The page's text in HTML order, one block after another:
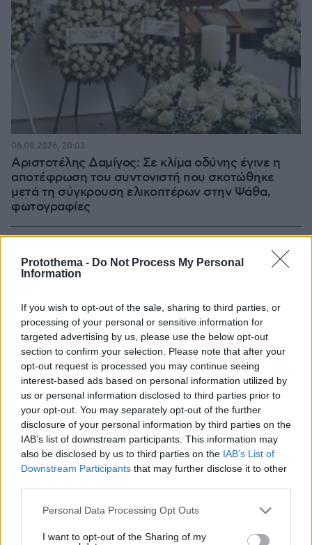
Protothema - Do Not Process My Personal
Information
If you wish to opt-out of the sale, sharing to third parties, or
processing of your personal or sensitive information for
targeted advertising by us, please use the below opt-out
section to confirm your selection. Please note that after your
opt-out request is processed you may continue seeing
interest-based ads based on personal information utilized by
us or personal information disclosed to third parties prior to
your opt-out. You may separately opt-out of the further
disclosure of your personal information by third parties on the
IAB’s list of downstream participants. This information may
also be disclosed by us to third parties on the IAB’s List of
Downstream Participants that may further disclose it to other
Please note that this website/app uses one or more Google
not limited to your visit or usage behaviour. You may click to
Personal Data Processing Opt Outs
I want to opt-out of the Sharing of my
Αριστοτέλης Δαμίγος: Σε κλίμα οδύνης έγινε η
αποτέφρωση του συντονιστή που σκοτώθηκε
μετά τη σύγκρουση ελικοπτέρων στην Ψάθα,
φωτογραφίες
06.08.2026, 20:03
συζύγου του Αφγανού: Πώς
γνωρίσαμε τη Λίσα, γιατί υποψιάστηκα
06.08.2026, 12:32 273
ΠΑΟΚ - Άντερλεχτ 0-1 (Β' ημίχρονο):
Παλεύει για την ισοφάριση ο
«Δικέφαλος», έχασε πέναλτι ο
Μιχαηλίδης, δείτε το γκολ
Καρυστιανού κατά ΜΜΕ: Έφυγαν
1.000 από τη ΝΔ για Σαμαρά και οι
περισσότεροι ασχολούνται με ένα
μέλος μας από το Μεσολόγγι